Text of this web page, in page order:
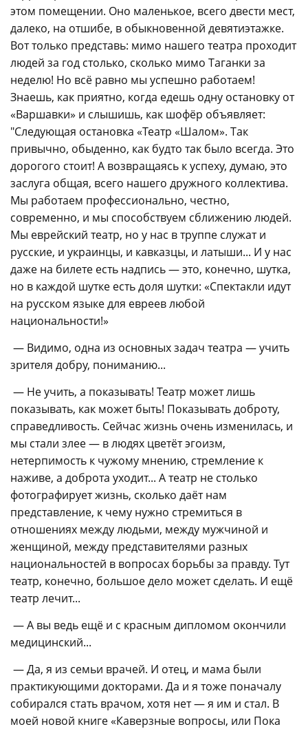
этом помещении. Оно маленькое, всего двести мест,
далеко, на отшибе, в обыкновенной девятиэтажке.
Вот только представь: мимо нашего театра проходит
людей за год столько, сколько мимо Таганки за
неделю! Но всё равно мы успешно работаем!
Знаешь, как приятно, когда едешь одну остановку от
«Варшавки» и слышишь, как шофёр объявляет:
"Следующая остановка «Театр «Шалом». Так
привычно, обыденно, как будто так было всегда. Это
дорогого стоит! А возвращаясь к успеху, думаю, это
заслуга общая, всего нашего дружного коллектива.
Мы работаем профессионально, честно,
современно, и мы способствуем сближению людей.
Мы еврейский театр, но у нас в труппе служат и
русские, и украинцы, и кавказцы, и латыши... И у нас
даже на билете есть надпись — это, конечно, шутка,
но в каждой шутке есть доля шутки: «Спектакли идут
на русском языке для евреев любой
национальности!»
— Видимо, одна из основных задач театра — учить
зрителя добру, пониманию...
— Не учить, а показывать! Театр может лишь
показывать, как может быть! Показывать доброту,
справедливость. Сейчас жизнь очень изменилась, и
мы стали злее — в людях цветёт эгоизм,
нетерпимость к чужому мнению, стремление к
наживе, а доброта уходит... А театр не столько
фотографирует жизнь, сколько даёт нам
представление, к чему нужно стремиться в
отношениях между людьми, между мужчиной и
женщиной, между представителями разных
национальностей в вопросах борьбы за правду. Тут
театр, конечно, большое дело может сделать. И ещё
театр лечит...
— А вы ведь ещё и с красным дипломом окончили
медицинский...
— Да, я из семьи врачей. И отец, и мама были
практикующими докторами. Да и я тоже поначалу
собирался стать врачом, хотя нет — я им и стал. В
моей новой книге «Каверзные вопросы, или Пока